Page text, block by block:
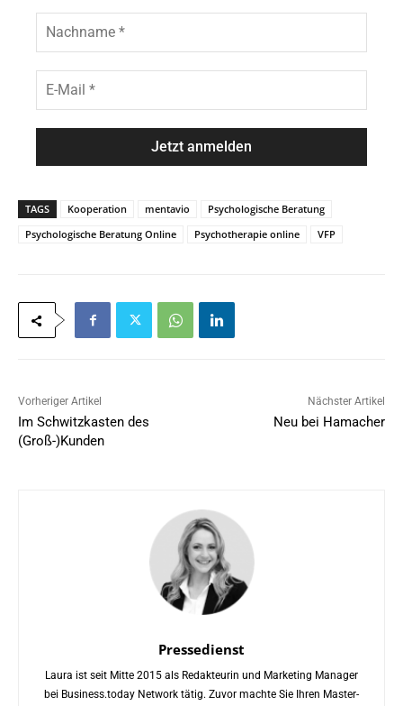
n
m
c
h
a
M
a
l
TAGS Kooperation mentavio
Psychologische Beratung
Psychologische Beratung Online
Psychotherapie online VFP
Vorheriger Artikel
Im Schwitzkasten des
(Groß-)Kunden
Nächster Artikel
Neu bei Hamacher
Pressedienst
Laura ist seit Mitte 2015 als Redakteurin und Marketing Manager
bei Business.today Network tätig. Zuvor machte Sie Ihren Master-